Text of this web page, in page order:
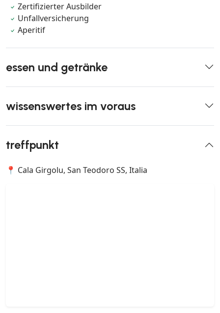
Zertifizierter Ausbilder
Unfallversicherung
Aperitif
essen und getränke
wissenswertes im voraus
treffpunkt
📍 Cala Girgolu, San Teodoro SS, Italia